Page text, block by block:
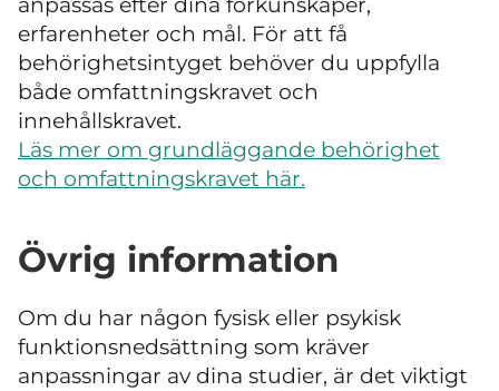
erfarenheter och mål. För att få
behörighetsintyget behöver du uppfylla
både omfattningskravet och
innehållskravet.
Läs mer om grundläggande behörighet
och omfattningskravet här.
Övrig information
Om du har någon fysisk eller psykisk
funktionsnedsättning som kräver
anpassningar av dina studier, är det viktigt